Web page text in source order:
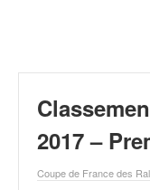
2017 –
Coupe de France des